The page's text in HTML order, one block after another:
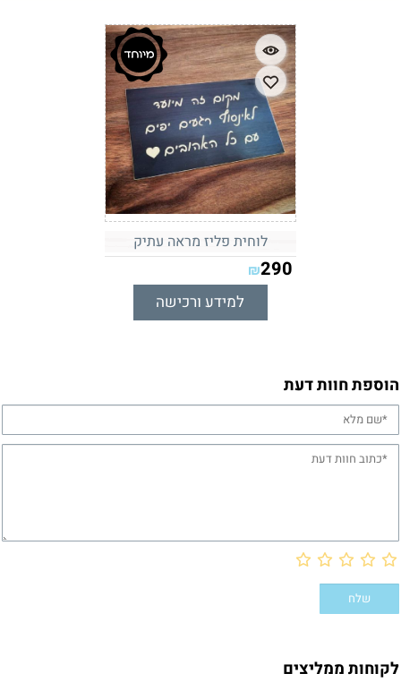
לוחית פליז מראה עתיק
₪290
למידע ורכישה
הוספת חוות דעת
לקוחות ממליצים